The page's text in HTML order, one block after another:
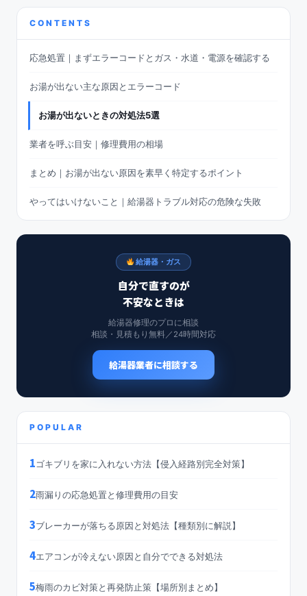
CONTENTS
応急処置｜まずエラーコードとガス・水道・電源を確認する
お湯が出ない主な原因とエラーコード
お湯が出ないときの対処法5選
業者を呼ぶ目安｜修理費用の相場
まとめ｜お湯が出ない原因を素早く特定するポイント
やってはいけないこと｜給湯器トラブル対応の危険な失敗
給湯器・ガス
自分で直すのが
不安なときは
給湯器修理のプロに相談
相談・見積もり無料／24時間対応
給湯器業者に相談する
POPULAR
1ゴキブリを家に入れない方法【侵入経路別完全対策】
2雨漏りの応急処置と修理費用の目安
3ブレーカーが落ちる原因と対処法【種類別に解説】
4エアコンが冷えない原因と自分でできる対処法
5梅雨のカビ対策と再発防止策【場所別まとめ】